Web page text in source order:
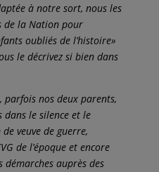
à notre sort, nous les
de la Nation pour
oubliés de l’histoire»
le décrivez si bien dans
parfois nos deux parents,
dans le silence et le
veuve de guerre,
de l’époque et encore
auprès des